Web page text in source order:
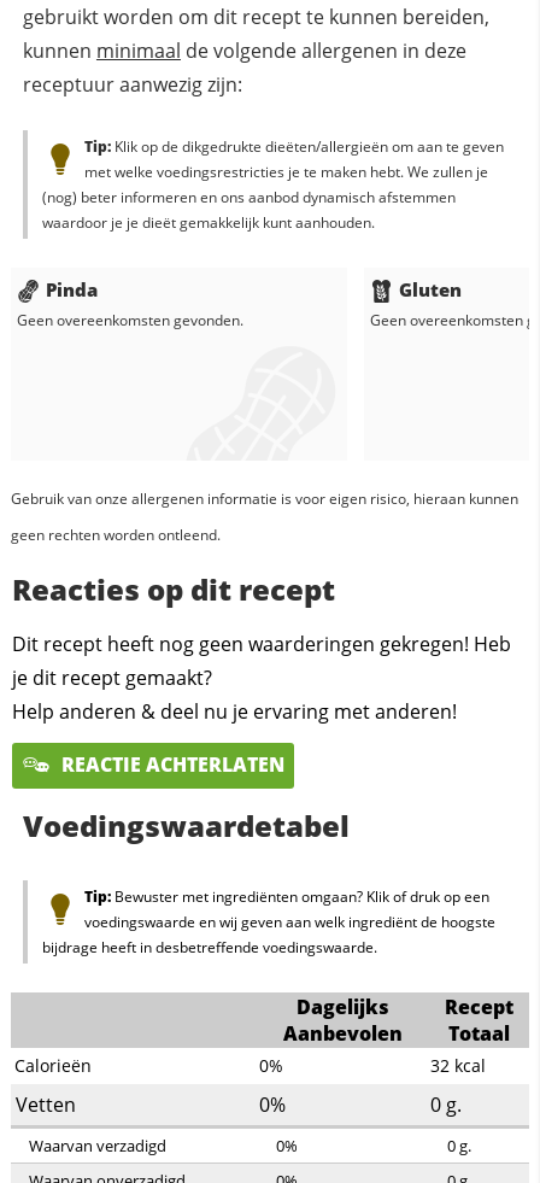
gebruikt worden om dit recept te kunnen bereiden,
kunnen minimaal de volgende allergenen in deze
receptuur aanwezig zijn:
Tip:Klik op de dikgedrukte dieëten/allergieën om aan te geven
met welke voedingsrestricties je te maken hebt. We zullen je
(nog) beter informeren en ons aanbod dynamisch afstemmen
waardoor je je dieët gemakkelijk kunt aanhouden.
Pinda
Geen overeenkomsten gevonden.
Gluten
Geen overeenkomsten
Gebruik van onze allergenen informatie is voor eigen risico, hieraan kunnen
geen rechten worden ontleend.
Reacties op dit recept
Dit recept heeft nog geen waarderingen gekregen! Heb
je dit recept gemaakt?
Help anderen & deel nu je ervaring met anderen!
REACTIE ACHTERLATEN
Voedingswaardetabel
Tip:Bewuster met ingrediënten omgaan? Klik of druk op een
voedingswaarde en wij geven aan welk ingrediënt de hoogste
bijdrage heeft in desbetreffende voedingswaarde.
Dagelijks
Aanbevolen
Recept
Totaal
Calorieën 0% 32 kcal
Vetten 0% 0 g.
Waarvan verzadigd 0% 0g.